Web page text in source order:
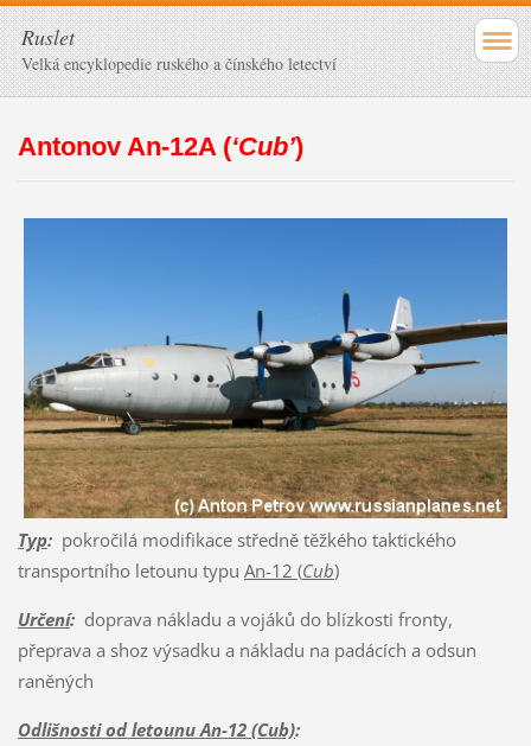
Ruslet
Velká encyklopedie ruského a čínského letectví
Antonov An-12A (‘Cub’)
Typ:pokročilá modifikace středně těžkého taktického
transportního letounu typu An-12 (Cub)
Určení:doprava nákladu a vojáků do blízkosti fronty,
přeprava a shoz výsadku a nákladu na padácích a odsun
raněných
Odlišnosti od letounu An-12 (Cub):